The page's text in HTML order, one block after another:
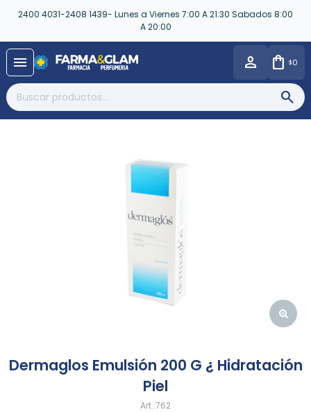
2400 4031-2408 1439- Lunes a Viernes 7:00 A 21:30 Sabados 8:00
A 20:00
menu $0
Dermaglos Emulsión 200 G ¿ Hidratación
Piel
762